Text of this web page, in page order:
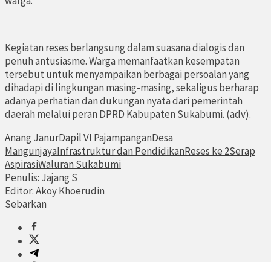
Kegiatan reses berlangsung dalam suasana dialogis dan
penuh antusiasme. Warga memanfaatkan kesempatan
tersebut untuk menyampaikan berbagai persoalan yang
dihadapi di lingkungan masing-masing, sekaligus berharap
adanya perhatian dan dukungan nyata dari pemerintah
daerah melalui peran DPRD Kabupaten Sukabumi. (adv).
Anang JanurDapil VI PajampanganDesa
MangunjayaInfrastruktur dan PendidikanReses ke 2Serap
AspirasiWaluran Sukabumi
Penulis: Jajang S
Editor: Akoy Khoerudin
Sebarkan